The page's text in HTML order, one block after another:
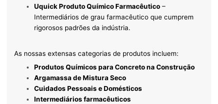
Uquick Produto Químico Farmacêutico –
Intermediários de grau farmacêutico que cumprem
rigorosos padrões da indústria.
As nossas extensas categorias de produtos incluem:
Produtos Químicos para Concreto na Construção
Argamassa de Mistura Seco
Cuidados Pessoais e Domésticos
Intermediários farmacêuticos